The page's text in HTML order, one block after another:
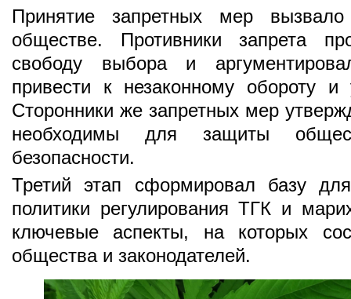
Принятие запретных мер
обществе. Противники запрета
свободу выбора и
привести к незаконному обороту и
Сторонники же запретных мер
необходимы для защиты
безопасности.
Третий этап сформировал базу
политики регулирования ТГК и
ключевые аспекты, на которых
общества и законодателей.